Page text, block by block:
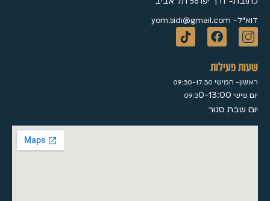
דוא״ל- yom.sidi@gmail.com
שעות פעילות
ראשון- חמישי 09:30-17:30
יום שישי 09:3 0-13:00
יום שבת סגור